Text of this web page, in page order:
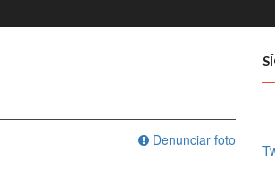
Denunciar foto